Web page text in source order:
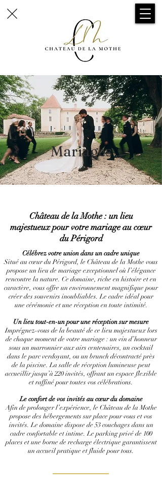
Mariages
Château de la Mothe : un lieu
majestueux pour votre mariage au cœur
du Périgord
Célébrez votre union dans un cadre unique
Situé au cœur du Périgord, le Château de la Mothe vous
propose un lieu de mariage exceptionnel où l’élégance
rencontre la nature. Ce domaine, riche en histoire et en
caractère, vous offre un environnement magnifique pour
créer des souvenirs inoubliables. Le cadre idéal pour
une cérémonie et une réception en toute intimité.
Un lieu tout-en-un pour une réception sur mesure
Imprégnez-vous de la beauté de ce lieu majestueux lors
de chaque moment de votre mariage : un vin d’honneur
sous un marronnier aux airs centenaires, un cocktail
dans le parc verdoyant, ou un brunch décontracté près
de la piscine. La salle de réception lumineuse peut
accueillir jusqu’à 220 invités, offrant un espace flexible
et raffiné pour toutes vos célébrations.
Le confort de vos invités au cœur du domaine
Afin de prolonger l’expérience, le Château de la Mothe
propose des hébergements sur place pour vous et vos
invités. Le domaine dispose de 53 couchages dans un
cadre confortable et intime. Le parking privé de 100
places et une borne de recharge électrique garantissent
un accueil pratique et fluide pour tous.